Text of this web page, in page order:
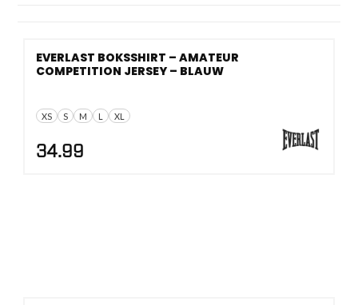
XS S M L XL
EVERLAST BOKSSHIRT – AMATEUR
COMPETITION JERSEY – BLAUW
34.99